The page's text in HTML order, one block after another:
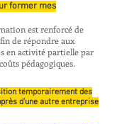
former mes
est renforcé de
de répondre aux
en activité partielle par
pédagogiques.
temporairement des
d'une autre entreprise